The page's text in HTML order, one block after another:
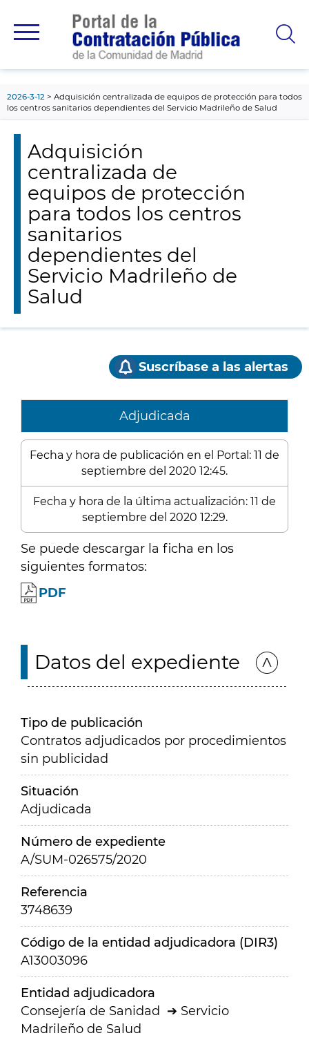
principal
2026-3-12
Adquisición centralizada de equipos de protección para todos
los centros sanitarios dependientes del Servicio Madrileño de Salud
Adquisición
centralizada de
equipos de protección
para todos los centros
sanitarios
dependientes del
Servicio Madrileño de
Salud
Suscríbase a las alertas
Adjudicada
Fecha y hora de publicación en el Portal: 11 de
septiembre del 2020 12:45.
Fecha y hora de la última actualización: 11 de
septiembre del 2020 12:29.
Se puede descargar la ficha en los
siguientes formatos:
PDF
Datos del expediente
Tipo de publicación
Contratos adjudicados por procedimientos
sin publicidad
Situación
Adjudicada
Número de expediente
A/SUM-026575/2020
Referencia
3748639
Código de la entidad adjudicadora (DIR3)
A13003096
Entidad adjudicadora
Consejería de Sanidad
Servicio
Madrileño de Salud